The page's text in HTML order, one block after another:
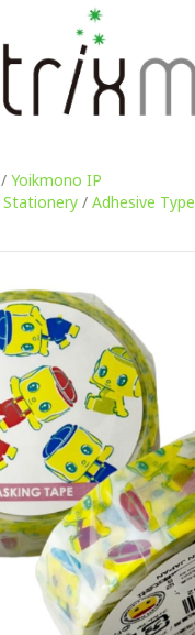
/ Yoikmono IP
Stationery / Adhesive Type